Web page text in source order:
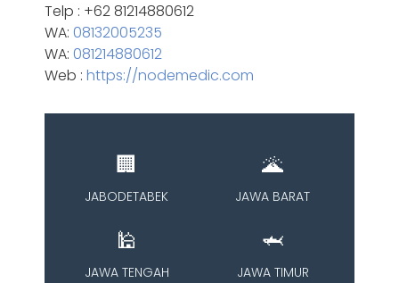
Telp : +62 81214880612
WA: 08132005235
WA: 081214880612
Web : https://nodemedic.com
🏢
JABODETABEK
🌋
JAWA BARAT
🕌
JAWA TENGAH
🦈
JAWA TIMUR